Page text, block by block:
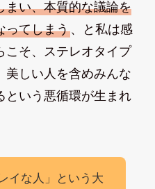
まい、本質的な議論を
ってしまう、と私は感
こそ、ステレオタイプ
美しい人を含めみんな
という悪循環が生まれ
イな人」という大